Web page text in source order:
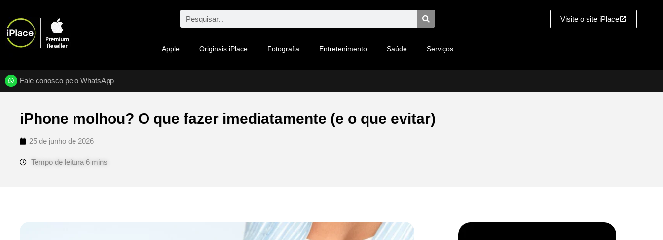
Apple Originais iPlace Fotografia Entretenimento Saúde Serviços
Visite o site iPlace
Fale conosco pelo WhatsApp
iPhone molhou? O que fazer imediatamente (e o que evitar)
25 de junho de 2026